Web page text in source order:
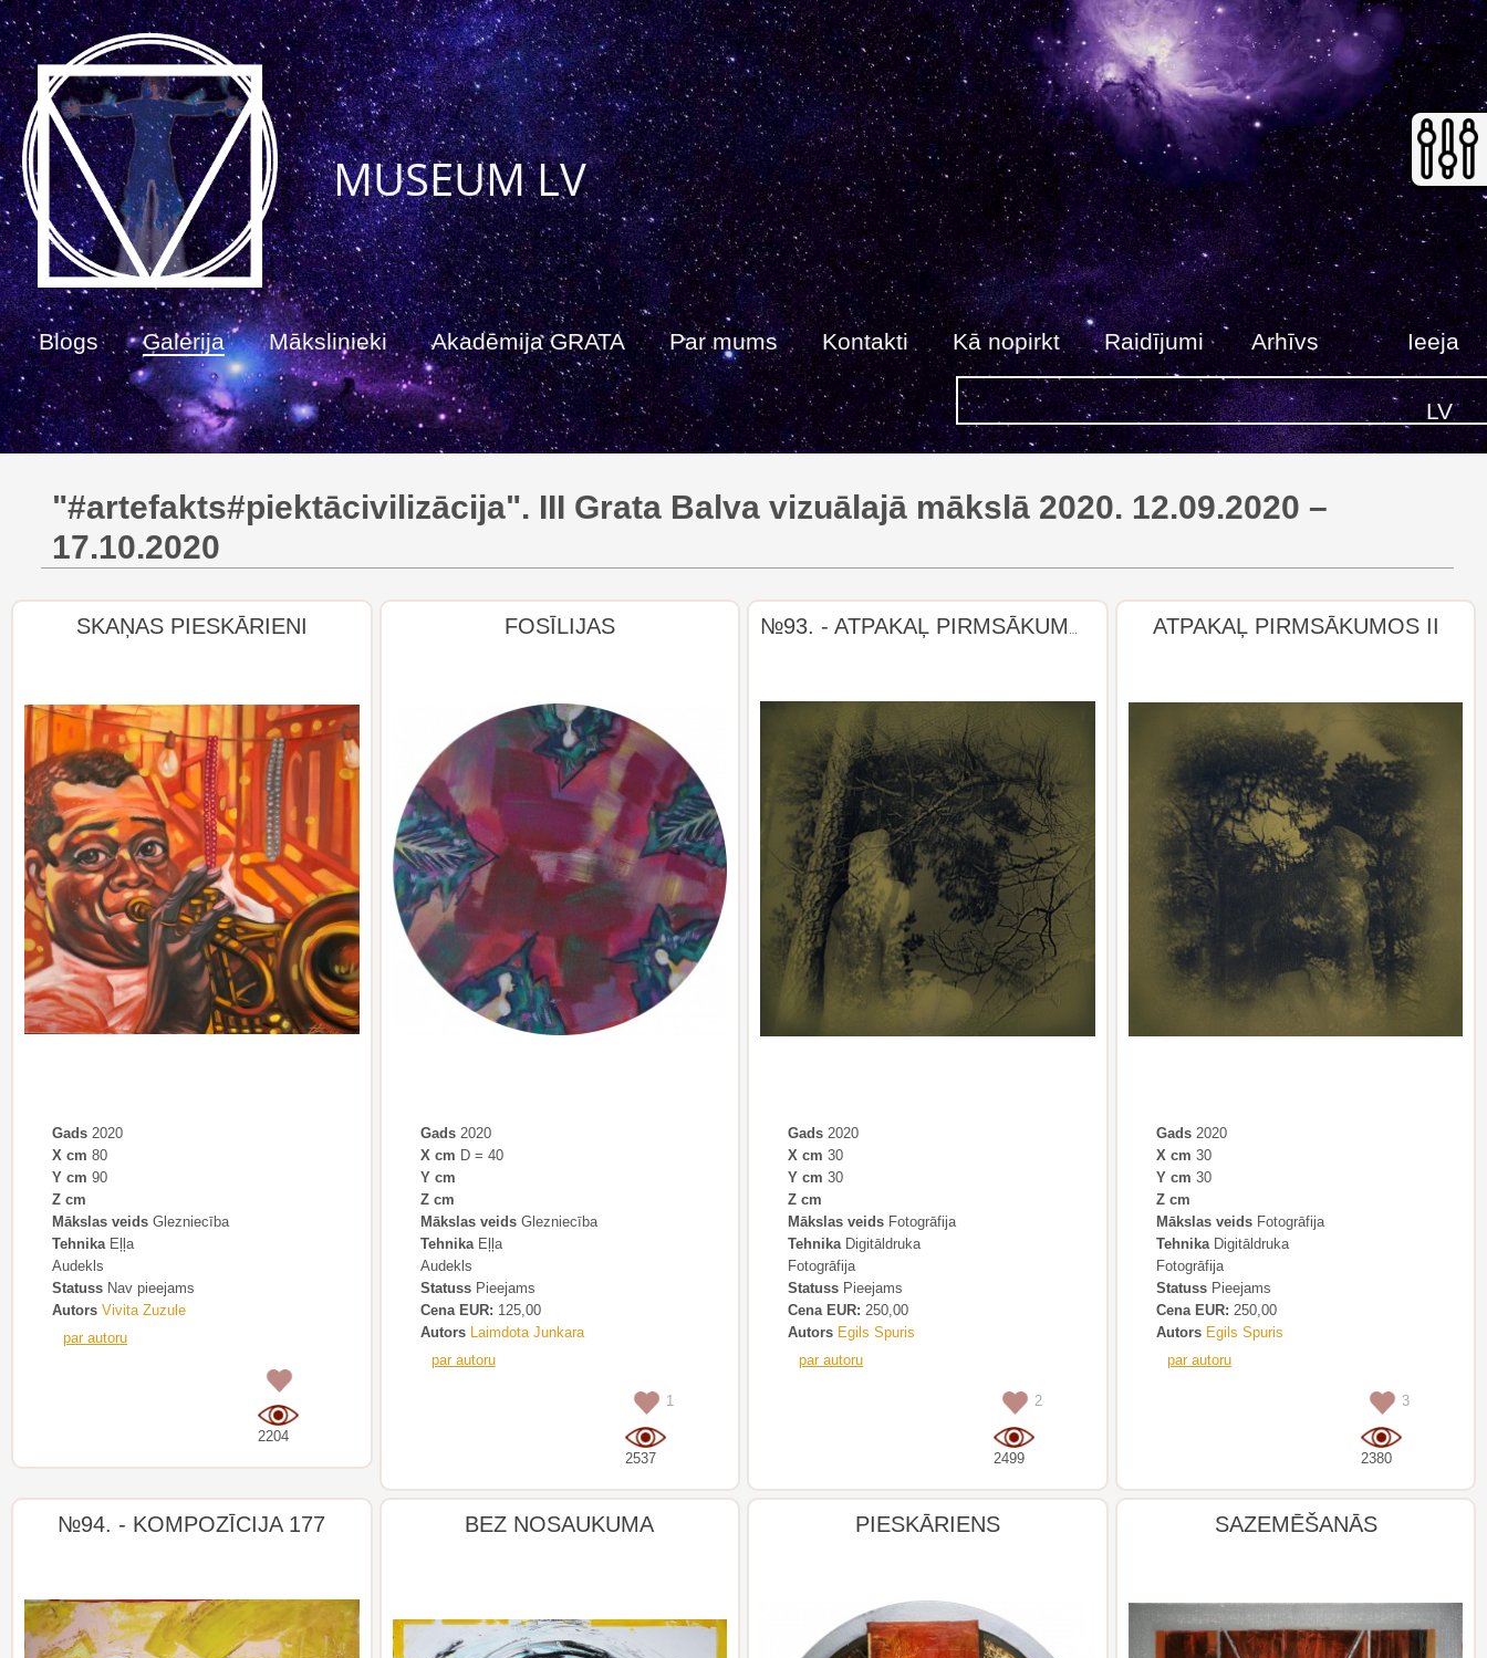
Blogs Galerija Mākslinieki Akadēmija GRATA Par mums Kontakti Kā nopirkt Raidījumi Arhīvs Ieeja
LV
MUSEUM LV
"#artefakts#piektācivilizācija". III Grata Balva vizuālajā mākslā 2020. 12.09.2020 –
17.10.2020
SKAŅAS PIESKĀRIENI
Gads 2020
X cm 80
Y cm 90
Z cm
Mākslas veids Glezniecība
TehnikaEļļa
Audekls
Statuss Nav pieejams
Autors Vivita Zuzule
par autoru
2204
FOSĪLIJAS
Gads2020
X cm D = 40
Y cm
Z cm
Mākslas veidsGlezniecība
TehnikaEļļa
Audekls
StatussPieejams
Cena EUR: 125,00
Autors Laimdota Junkara
par autoru
1
2537
№93. - ATPAKAĻ PIRMSĀKUMOS I
Gads 2020
X cm 30
Y cm 30
Z cm
Mākslas veids Fotogrāfija
TehnikaDigitāldruka
Fotogrāfija
Statuss Pieejams
Cena EUR: 250,00
Autors Egils Spuris
par autoru
2
2499
ATPAKAĻ PIRMSĀKUMOS II
Gads2020
X cm 30
Y cm 30
Z cm
Mākslas veidsFotogrāfija
TehnikaDigitāldruka
Fotogrāfija
StatussPieejams
Cena EUR: 250,00
Autors Egils Spuris
par autoru
3
2380
№94. - KOMPOZĪCIJA 177 BEZ NOSAUKUMA PIESKĀRIENS SAZEMĒŠANĀS